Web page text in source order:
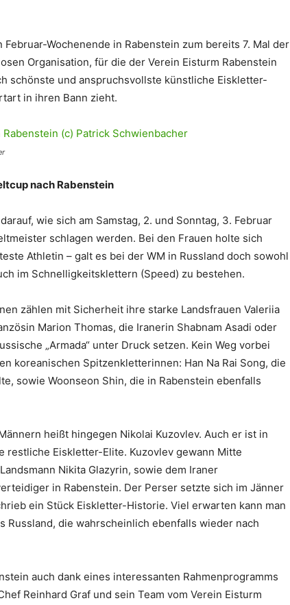
Wochenende in Rabenstein zum bereits 7. Mal der
Organisation, für die der Verein Eisturm Rabenstein
schönste und anspruchsvollste künstliche Eiskletter-
in ihren Bann zieht.
nach Rabenstein
wie sich am Samstag, 2. und Sonntag, 3. Februar
schlagen werden. Bei den Frauen holte sich
Athletin – galt es bei der WM in Russland doch sowohl
im Schnelligkeitsklettern (Speed) zu bestehen.
zählen mit Sicherheit ihre starke Landsfrauen Valeriia
Marion Thomas, die Iranerin Shabnam Asadi oder
„Armada“ unter Druck setzen. Kein Weg vorbei
koreanischen Spitzenkletterinnen: Han Na Rai Song, die
sowie Woonseon Shin, die in Rabenstein ebenfalls
heißt hingegen Nikolai Kuzovlev. Auch er ist in
restliche Eiskletter-Elite. Kuzovlev gewann Mitte
Nikita Glazyrin, sowie dem Iraner
in Rabenstein. Der Perser setzte sich im Jänner
ein Stück Eiskletter-Historie. Viel erwarten kann man
Russland, die wahrscheinlich ebenfalls wieder nach
auch dank eines interessanten Rahmenprogramms
Reinhard Graf und sein Team vom Verein Eisturm